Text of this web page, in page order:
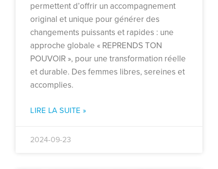
permettent d’offrir un accompagnement
original et unique pour générer des
changements puissants et rapides : une
approche globale « REPRENDS TON
POUVOIR », pour une transformation réelle
et durable. Des femmes libres, sereines et
accomplies.
LIRE LA SUITE »
2024-09-23